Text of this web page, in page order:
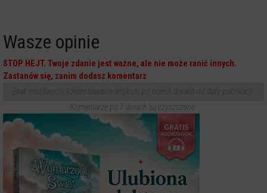
Wasze opinie
STOP HEJT. Twoje zdanie jest ważne, ale nie może ranić innych.
Zastanów się, zanim dodasz komentarz
Komentarze po 7 dniach są czyszczone.